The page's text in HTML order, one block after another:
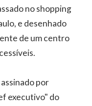
no shopping
e desenhado
de um centro
por
executivo" do